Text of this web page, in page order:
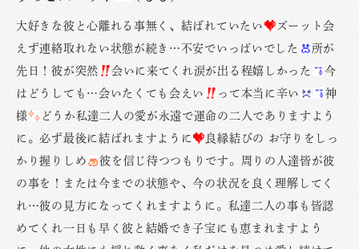
大好きな彼と心離れる事無く、結ばれていたい
ズーット会
えず連絡取れない状態が続き…不安でいっぱいでした
所が
先日！彼が突然
会いに来てくれ涙が出る程嬉しかった
今
はどうしても…会いたくても会えい
って本当に辛い
神
様
どうか私達二人の愛が永遠で運命の二人でありますよう
に。必ず最後に結ばれますように
良縁結びの お守りをしっ
かり握りしめ
彼を信じ待つつもりです。周りの人達皆が彼
の事を！または今までの状態や、今の状況を良く理解してく
れ…彼の見方になってくれますように。私達二人の事も皆認
めてくれ一日も早く彼と結婚でき子宝にも恵まれますよう